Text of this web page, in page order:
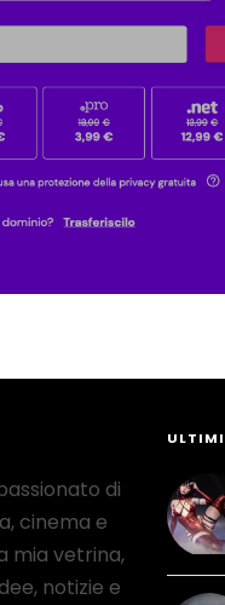
di
cinema e
mia vetrina,
notizie e
ULTIMI